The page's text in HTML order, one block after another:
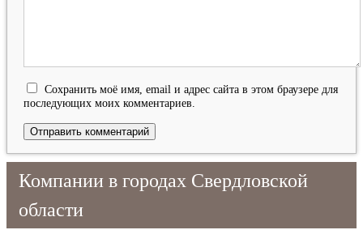
Сохранить моё имя, email и адрес сайта в этом браузере для
последующих моих комментариев.
Компании в городах Свердловской
области